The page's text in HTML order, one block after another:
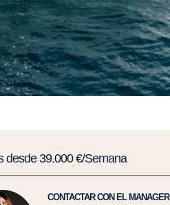
desde 39.000 €/Semana
CONTACTAR CON EL MANAGER